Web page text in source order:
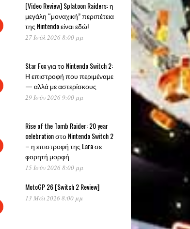
[Video Review] Splatoon Raiders: η
μεγάλη “μοναχική” περιπέτεια
της Nintendo είναι εδώ!
27 Ιούλ 2026 8:00 μμ
Star Fox για το Nintendo Switch 2:
Η επιστροφή που περιμέναμε
— αλλά με αστερίσκους
29 Ιούν 2026 9:00 μμ
Rise of the Tomb Raider: 20 year
celebration στο Nintendo Switch 2
– η επιστροφή της Lara σε
φορητή μορφή
15 Ιούν 2026 8:00 μμ
MotoGP 26 [Switch 2 Review]
13 Μάι 2026 8:00 μμ